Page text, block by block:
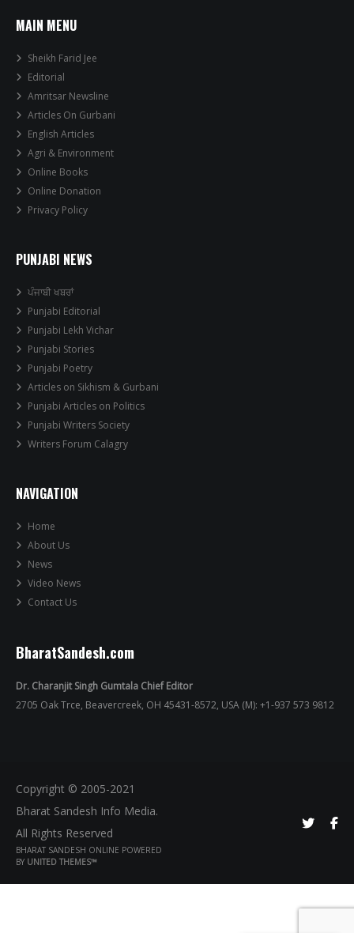
MAIN MENU
Sheikh Farid Jee
Editorial
Amritsar Newsline
Articles On Gurbani
English Articles
Agri & Environment
Online Books
Online Donation
Privacy Policy
PUNJABI NEWS
ਪੰਜਾਬੀ ਖਬਰਾਂ
Punjabi Editorial
Punjabi Lekh Vichar
Punjabi Stories
Punjabi Poetry
Articles on Sikhism & Gurbani
Punjabi Articles on Politics
Punjabi Writers Society
Writers Forum Calagry
NAVIGATION
Home
About Us
News
Video News
Contact Us
BharatSandesh.com
Dr. Charanjit Singh Gumtala Chief Editor
2705 Oak Trce, Beavercreek, OH 45431-8572, USA (M): +1-937 573 9812
Copyright © 2005-2021
Bharat Sandesh Info Media.
All Rights Reserved
BHARAT SANDESH ONLINE POWERED
BY UNITED THEMES™